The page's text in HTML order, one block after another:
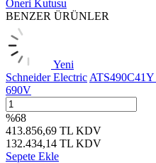
Öneri Kutusu
BENZER ÜRÜNLER
Yeni
Schneider Electric ATS490C41Y
690V
%68
413.856,69 TL KDV
132.434,14 TL KDV
Sepete Ekle